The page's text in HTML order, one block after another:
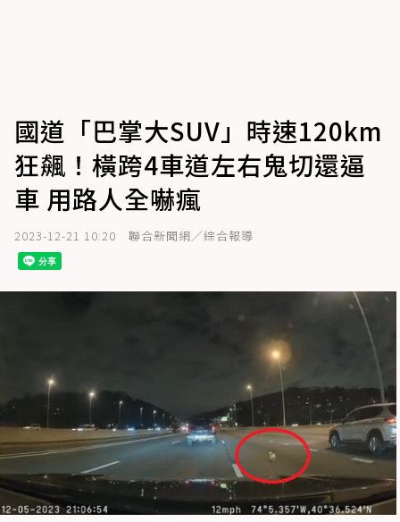
國道「巴掌大SUV」時速120km
狂飆！橫跨4車道左右鬼切還逼
車 用路人全嚇瘋
2023-12-21 10:20 聯合新聞網／綜合報導